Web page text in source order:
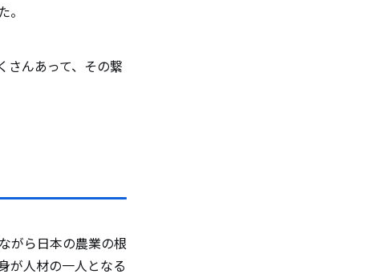
さんあって、その繋
がら日本の農業の根
が人材の一人となる